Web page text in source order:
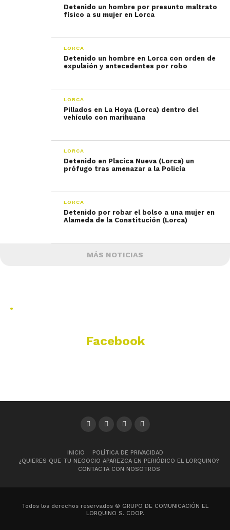
Detenido un hombre por presunto maltrato
físico a su mujer en Lorca
LORCA
Detenido un hombre en Lorca con orden de
expulsión y antecedentes por robo
LORCA
Pillados en La Hoya (Lorca) dentro del
vehículo con marihuana
LORCA
Detenido en Placica Nueva (Lorca) un
prófugo tras amenazar a la Policía
LORCA
Detenido por robar el bolso a una mujer en
Alameda de la Constitución (Lorca)
MÁS NOTICIAS
.
Facebook
INICIO
POLÍTICA DE PRIVACIDAD
¿QUIERES QUE TU NEGOCIO APAREZCA EN PERIÓDICO EL LORQUINO?
CONTACTA CON NOSOTROS
Todos los derechos reservados © GRUPO DE COMUNICACIÓN EL
LORQUINO S. COOP.